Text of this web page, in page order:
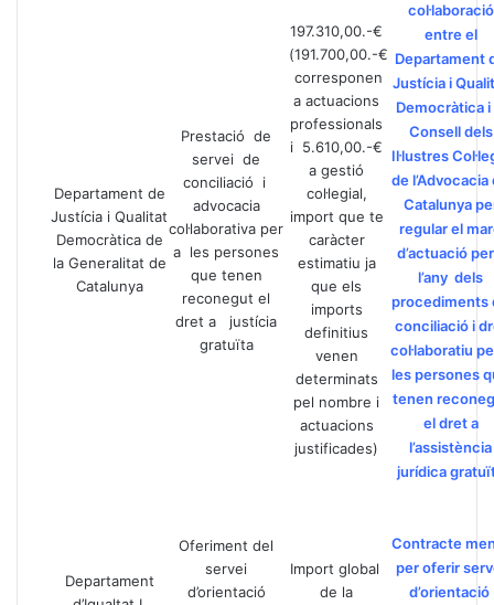
Departament de
Justícia i Qualitat
Democràtica de
la Generalitat de
Catalunya
Prestació de
servei de
conciliació i
advocacia
col·laborativa per
a les persones
que tenen
reconegut el
dret a justícia
gratuïta
197.310,00.-€
(191.700,00.-€
corresponen
a actuacions
professionals
i 5.610,00.-€
a gestió
col·legial,
import que te
caràcter
estimatiu ja
que els
imports
definitius
venen
determinats
pel nombre i
actuacions
justificades)
col·laboració
entre el
Departament
Justícia i
Democràtica i
Consell dels
Il·lustres
de l’Advocacia
Catalunya
regular el
d’actuació
l’any dels
procediments
conciliació i
col·laboratiu
les persones
tenen
el dret a
l’assistència
jurídica
Departament
Oferiment del
servei
d’orientació
Import global
de la
Contracte
per oferir
d’orientació